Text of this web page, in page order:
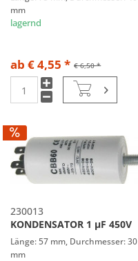
mm
lagernd
€ 6,50 *
ab € 4,55 *
230013
KONDENSATOR 1 µF 450V
Länge: 57 mm, Durchmesser: 30
mm